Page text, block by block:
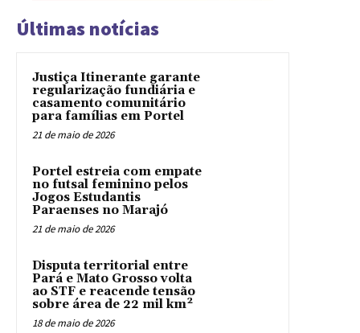
Últimas notícias
Justiça Itinerante garante
regularização fundiária e
casamento comunitário
para famílias em Portel
21 de maio de 2026
Portel estreia com empate
no futsal feminino pelos
Jogos Estudantis
Paraenses no Marajó
21 de maio de 2026
Disputa territorial entre
Pará e Mato Grosso volta
ao STF e reacende tensão
sobre área de 22 mil km²
18 de maio de 2026